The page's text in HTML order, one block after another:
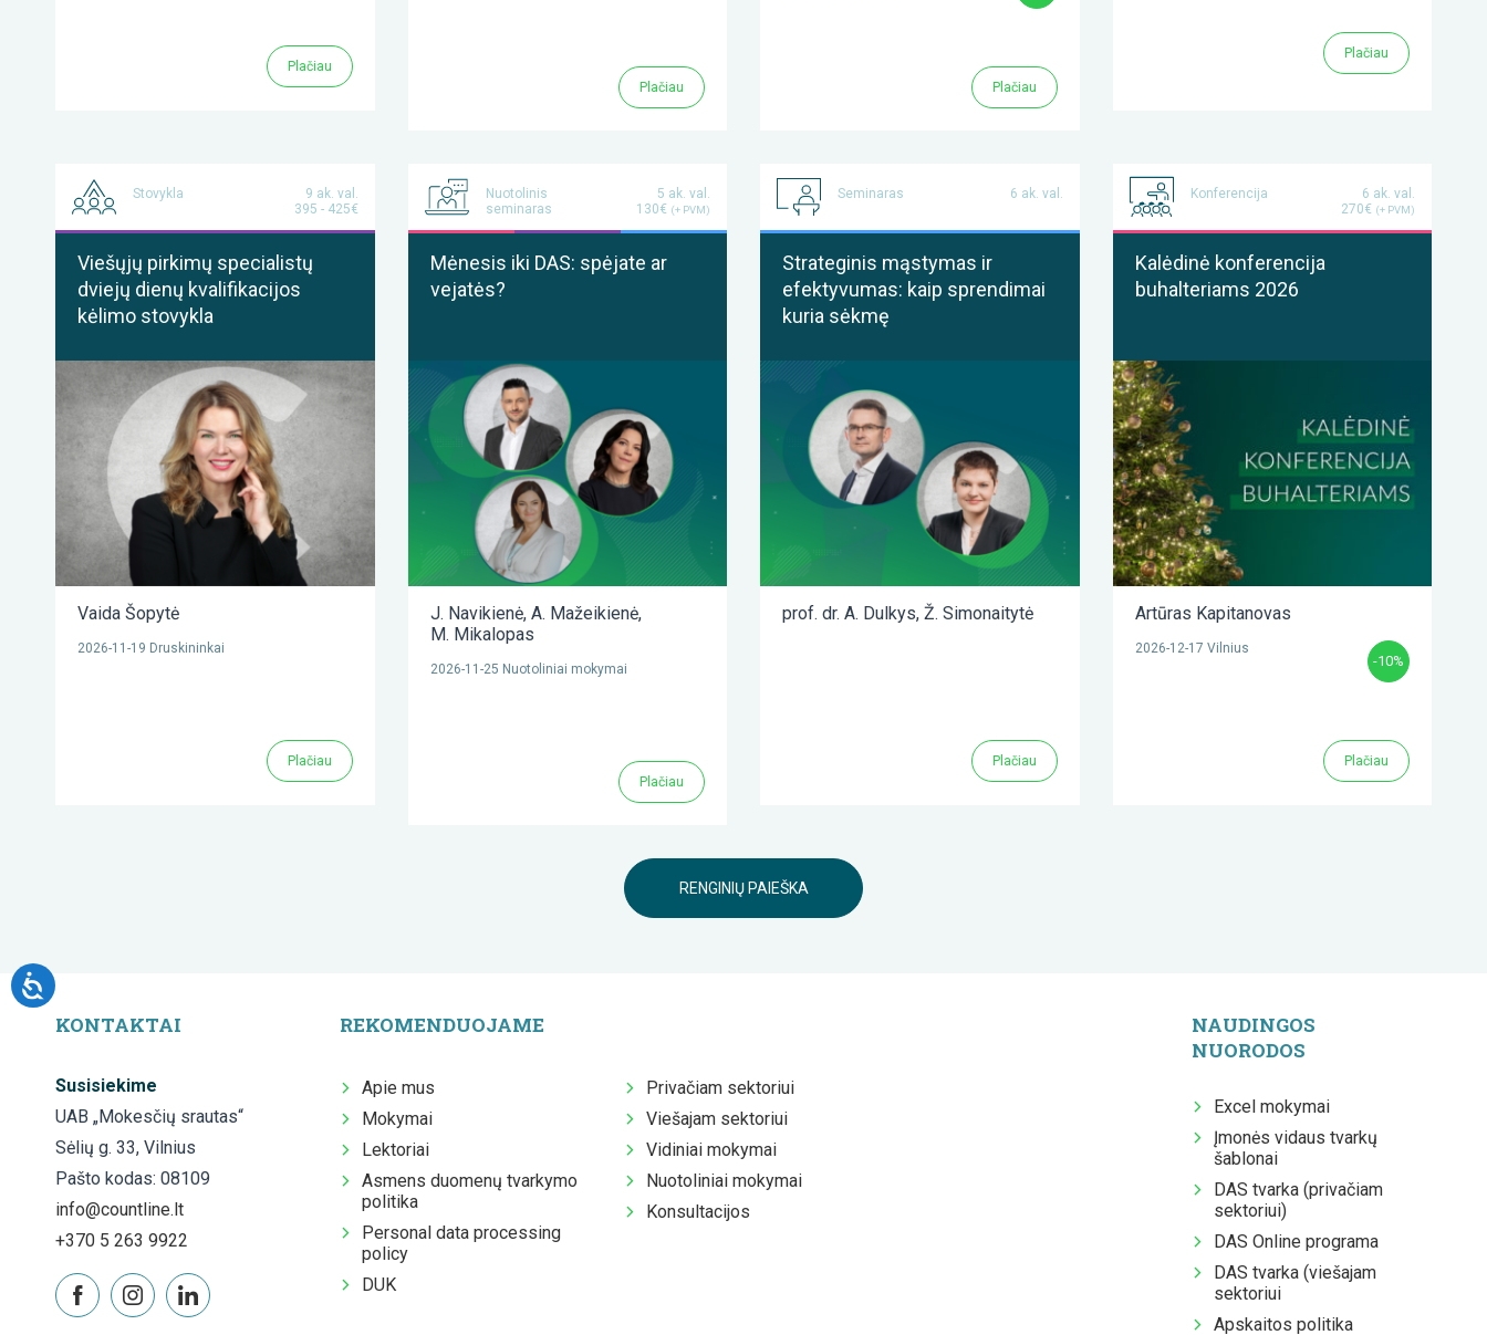
Plačiau
Plačiau Plačiau
Plačiau
Stovykla
9 ak. val.
395 - 425€
Viešųjų pirkimų specialistų
dviejų dienų kvalifikacijos
kėlimo stovykla
Vaida Šopytė
2026-11-19 Druskininkai
Plačiau
Nuotolinis
seminaras
5 ak. val.
130€ (+ PVM)
Mėnesis iki DAS: spėjate ar
vejatės?
J. Navikienė, A. Mažeikienė,
M. Mikalopas
2026-11-25 Nuotoliniai mokymai
Plačiau
Seminaras 6 ak. val.
Strateginis mąstymas ir
efektyvumas: kaip sprendimai
kuria sėkmę
prof. dr. A. Dulkys, Ž. Simonaitytė
Plačiau
Konferencija
6 ak. val.
270€ (+ PVM)
Kalėdinė konferencija
buhalteriams 2026
Artūras Kapitanovas
2026-12-17 Vilnius
-10%
Plačiau
RENGINIŲ PAIEŠKA
KONTAKTAI
Susisiekime
UAB „Mokesčių srautas“
Sėlių g. 33, Vilnius
Pašto kodas: 08109
info@countline.lt
+370 5 263 9922
REKOMENDUOJAME
Apie mus
Mokymai
Lektoriai
Asmens duomenų tvarkymo
politika
Personal data processing
policy
DUK
Privačiam sektoriui
Viešajam sektoriui
Vidiniai mokymai
Nuotoliniai mokymai
Konsultacijos
NAUDINGOS
NUORODOS
Excel mokymai
Įmonės vidaus tvarkų
šablonai
DAS tvarka (privačiam
sektoriui)
DAS Online programa
DAS tvarka (viešajam
sektoriui
Apskaitos politika